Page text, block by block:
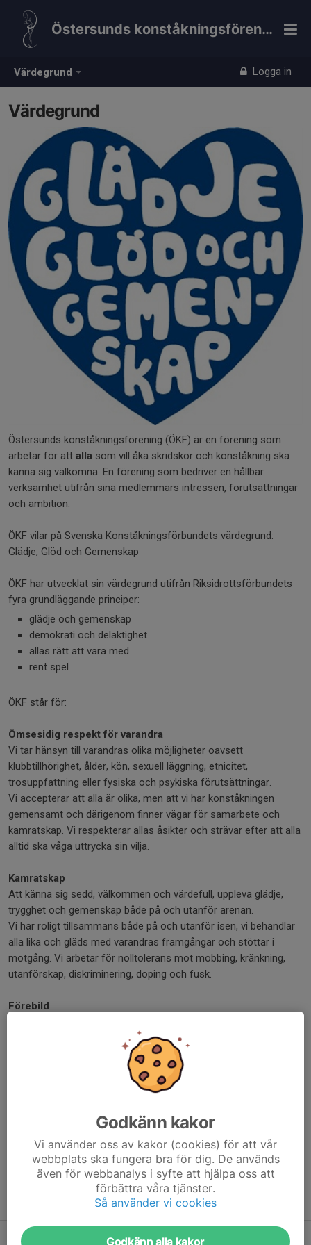
Värdegrund Logga in
Östersunds konståkningsförening
Värdegrund
Östersunds konståkningsförening (ÖKF) är en förening som
arbetar för att alla som vill åka skridskor och konståkning ska
känna sig välkomna. En förening som bedriver en hållbar
verksamhet utifrån sina medlemmars intressen, förutsättningar
och ambition.
ÖKF vilar på Svenska Konståkningsförbundets värdegrund:
Glädje, Glöd och Gemenskap
ÖKF har utvecklat sin värdegrund utifrån Riksidrottsförbundets
fyra grundläggande principer:
glädje och gemenskap
demokrati och delaktighet
allas rätt att vara med
rent spel
ÖKF står för:
Ömsesidig respekt för varandra
Vi tar hänsyn till varandras olika möjligheter oavsett
klubbtillhörighet, ålder, kön, sexuell läggning, etnicitet,
trosuppfattning eller fysiska och psykiska förutsättningar.
Vi accepterar att alla är olika, men att vi har konståkningen
gemensamt och därigenom finner vägar för samarbete och
kamratskap. Vi respekterar allas åsikter och strävar efter att alla
alltid ska våga uttrycka sin vilja.
Kamratskap
Att känna sig sedd, välkommen och värdefull, uppleva glädje,
trygghet och gemenskap både på och utanför arenan.
Vi har roligt tillsammans både på och utanför isen, vi behandlar
alla lika och gläds med varandras framgångar och stöttar i
motgång. Vi arbetar för nolltolerans mot mobbing, kränkning,
utanförskap, diskriminering, doping och fusk.
Förebild
som är uppsatta för all verksamhet på arenan.
Alla, såväl aktiva, tränare, styrelseledamöter, funktionärer som
ansvariga vuxna, agerar som förebilder genom att följa
föreningens Värdegrund och Svenska Konståkningsförbundets
till att vilja fortsätta utvecklas.
Det ärallas ansvaratt bidra till en hållbar verksamhet och god
stämning, vara delaktig och vilja driva föreningen framåt.
Tillsammans skapar vi förutsättningar för ett livslångt
Godkänn kakor
Vi använder oss av kakor (cookies) för att vår
webbplats ska fungera bra för dig. De används
även för webbanalys i syfte att hjälpa oss att
förbättra våra tjänster.
Så använder vi cookies
Godkänn alla kakor